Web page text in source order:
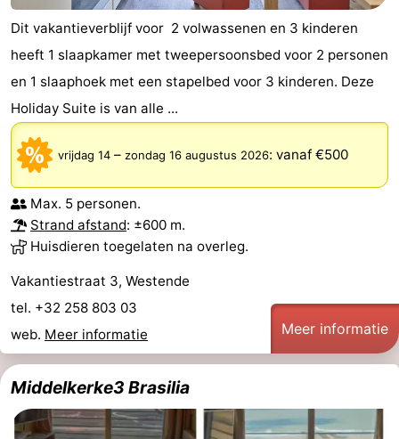
Vlaanderen
-
Gent
-
Ieper
De
Kust
-
Natuur
Zwin
-
Heist
Zeebrugge
-
Blankenberge
-
Wenduine
-
De
-
Dit vakantieverblijf voor 2 volwassenen en 3 kinderen
heeft 1 slaapkamer met tweepersoonsbed voor 2 personen
en 1 slaaphoek met een stapelbed voor 3 kinderen. Deze
Holiday Suite is van alle ...
vrijdag 14 – zondag 16 augustus 2026: vanaf €500
Max. 5 personen.
Strand afstand: ±600 m.
Huisdieren toegelaten na overleg.
Vakantiestraat 3, Westende
tel. +32 258 803 03
web. Meer informatie Meer informatie
Middelkerke3 Brasilia